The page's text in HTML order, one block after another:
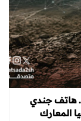
هاتف جندي
المعارك